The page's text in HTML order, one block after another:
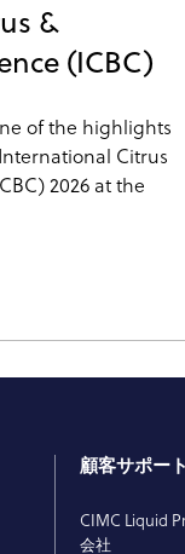
&
(ICBC)
of the highlights
Citrus
2026 at the
顧客サポート
CIMC Liquid
会社